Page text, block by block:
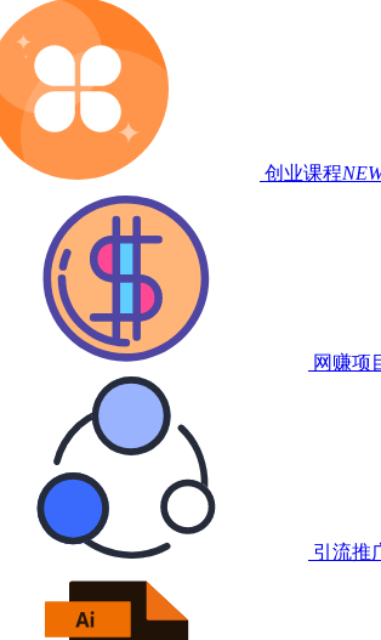
创业课程
网赚项
引流推